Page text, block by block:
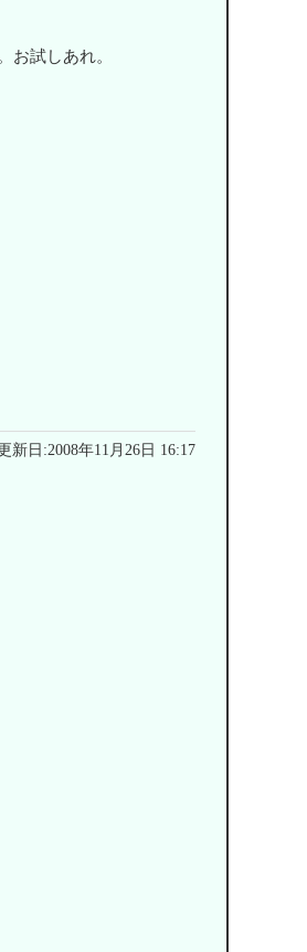
お試しあれ。
新日:2008年11月26日 16:17